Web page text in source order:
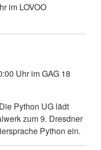
im LOVOO
Uhr imGAG18
Python UG lädt
zum 9. Dresdner
Python ein.